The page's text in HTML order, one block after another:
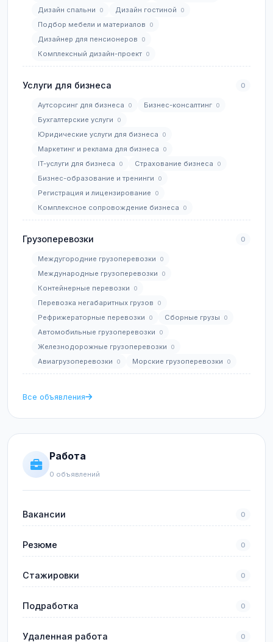
Дизайн спальни 0 Дизайн гостиной 0
Подбор мебели и материалов 0
Дизайнер для пенсионеров 0
Комплексный дизайн-проект 0
Услуги для бизнеса 0
Аутсорсинг для бизнеса 0 Бизнес-консалтинг 0
Бухгалтерские услуги 0
Юридические услуги для бизнеса 0
Маркетинг и реклама для бизнеса 0
IT-услуги для бизнеса 0 Страхование бизнеса 0
Бизнес-образование и тренинги 0
Регистрация и лицензирование 0
Комплексное сопровождение бизнеса 0
Грузоперевозки 0
Междугородние грузоперевозки 0
Международные грузоперевозки 0
Контейнерные перевозки 0
Перевозка негабаритных грузов 0
Рефрижераторные перевозки 0 Сборные грузы 0
Автомобильные грузоперевозки 0
Железнодорожные грузоперевозки 0
Авиагрузоперевозки 0 Морские грузоперевозки 0
Все объявления
Работа
0 объявлений
Вакансии 0
Резюме 0
Стажировки 0
Подработка 0
Удаленная работа 0